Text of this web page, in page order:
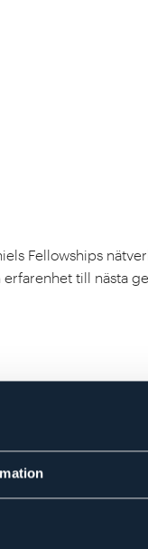
Fellowships
till nästa